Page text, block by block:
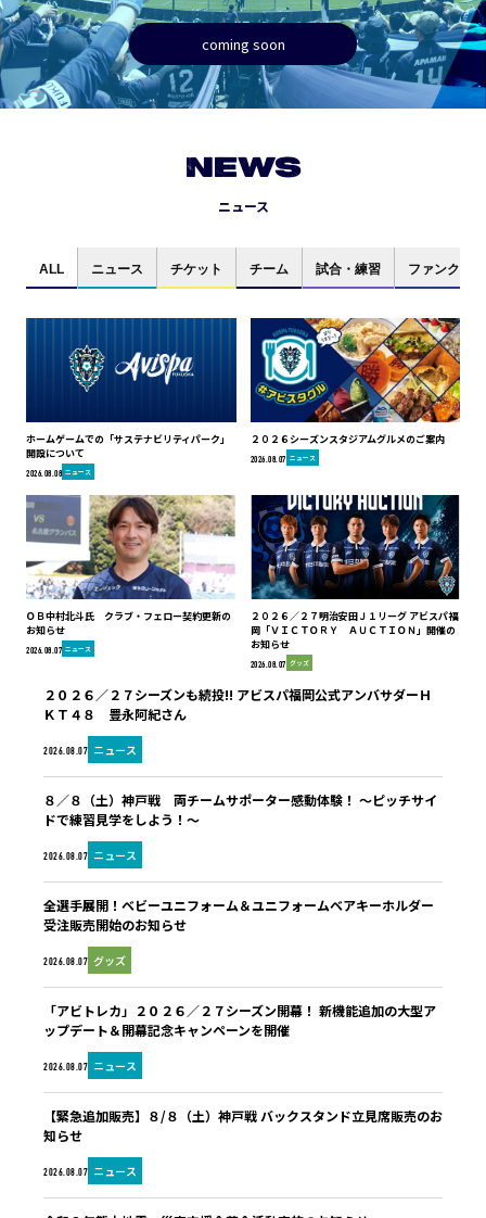
coming soon
NEWS
ニュース
ALL ニュース チケット チーム 試合・練習 ファンクラブ
ホームゲームでの「サステナビリティパーク」
開設について
2026.08.08 ニュース
２０２６シーズンスタジアムグルメのご案内
2026.08.07 ニュース
ＯＢ中村北斗氏 クラブ・フェロー契約更新の
お知らせ
2026.08.07 ニュース
２０２６／２７明治安田Ｊ１リーグ アビスパ福
岡「ＶＩＣＴＯＲＹ ＡＵＣＴＩＯＮ」開催の
お知らせ
2026.08.07 グッズ
2026.08.07 ニュース
２０２６／２７シーズンも続投!! アビスパ福岡公式アンバサダーＨ
ＫＴ４８ 豊永阿紀さん
2026.08.07 ニュース
８／８（土）神戸戦 両チームサポーター感動体験！ ～ピッチサイ
ドで練習見学をしよう！～
2026.08.07 グッズ
全選手展開！ベビーユニフォーム＆ユニフォームベアキーホルダー
受注販売開始のお知らせ
2026.08.07 ニュース
「アビトレカ」２０２６／２７シーズン開幕！ 新機能追加の大型ア
ップデート＆開幕記念キャンペーンを開催
2026.08.07 ニュース
【緊急追加販売】８/８（土）神戸戦 バックスタンド立見席販売のお
知らせ